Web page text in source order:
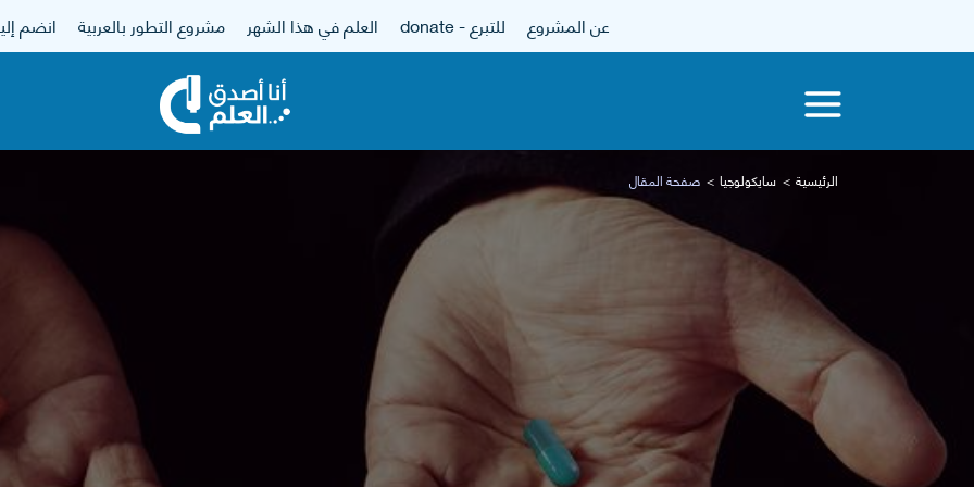
عن المشروع للتبرع - donate العلم في هذا الشهر مشروع التطور بالعربية انضم
الرئيسية سايكولوجيا صفحة المقال